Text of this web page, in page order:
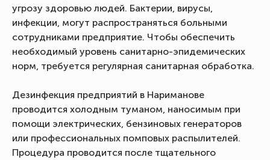
угрозу здоровью людей. Бактерии, вирусы,
инфекции, могут распространяться больными
сотрудниками предприятие. Чтобы обеспечить
необходимый уровень санитарно-эпидемических
норм, требуется регулярная санитарная обработка.
Дезинфекция предприятий в Нариманове
проводится холодным туманом, наносимым при
помощи электрических, бензиновых генераторов
или профессиональных помповых распылителей.
Процедура проводится после тщательного